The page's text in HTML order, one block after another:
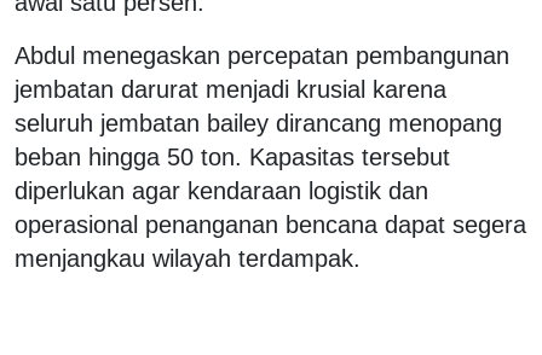
Abdul menegaskan percepatan pembangunan
jembatan darurat menjadi krusial karena
seluruh jembatan bailey dirancang menopang
beban hingga 50 ton. Kapasitas tersebut
diperlukan agar kendaraan logistik dan
operasional penanganan bencana dapat segera
menjangkau wilayah terdampak.